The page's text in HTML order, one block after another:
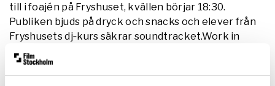
till i foajén på Fryshuset, kvällen börjar 18:30.
Publiken bjuds på dryck och snacks och elever från
Fryshusets dj­‐kurs säkrar soundtracket.Work in
progress-­visningen pågår 19-­‐20.Se trailern till
”Martha and Niki” (f.d. ”Dear Dance”):